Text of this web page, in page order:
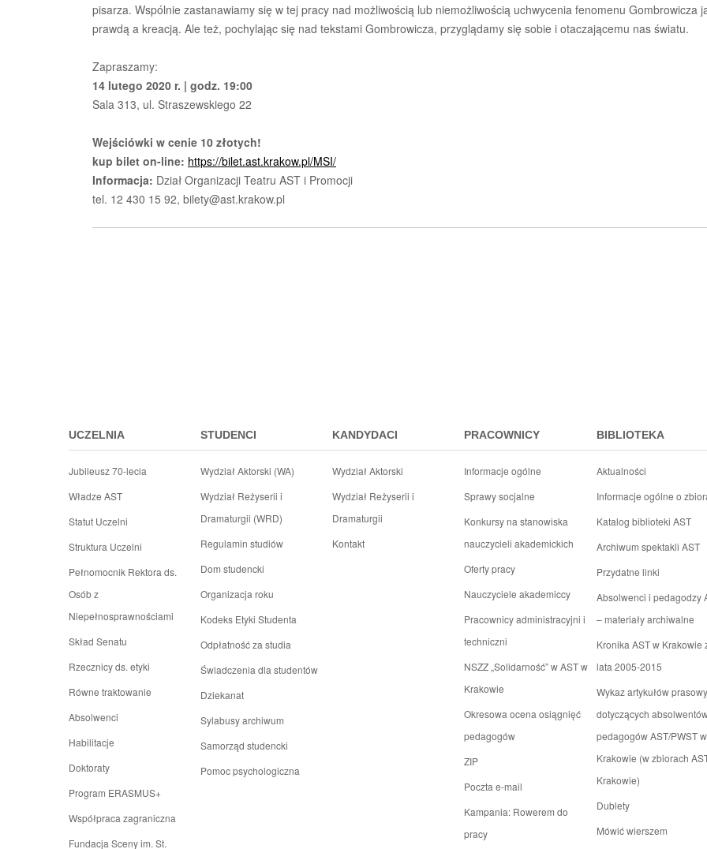
pisarza. Wspólnie zastanawiamy się w tej pracy nad możliwością lub niemożliwością uchwycenia fenomenu Gombrowicza
prawdą a kreacją. Ale też, pochylając się nad tekstami Gombrowicza, przyglądamy się sobie i otaczającemu nas światu.
Zapraszamy:
14 lutego 2020 r. | godz. 19:00
Sala 313, ul. Straszewskiego 22
Wejściówki w cenie 10 złotych!
kup bilet on-line: https://bilet.ast.krakow.pl/MSI/
Informacja: Dział Organizacji Teatru AST i Promocji
tel. 12 430 15 92, bilety@ast.krakow.pl
UCZELNIA
Jubileusz 70-lecia
Władze AST
Statut Uczelni
Struktura Uczelni
Pełnomocnik Rektora ds.
Osób z
Niepełnosprawnościami
Skład Senatu
Rzecznicy ds. etyki
Równe traktowanie
Absolwenci
Habilitacje
Doktoraty
Program ERASMUS+
Współpraca zagraniczna
Fundacja Sceny im. St.
STUDENCI
Wydział Aktorski (WA)
Wydział Reżyserii i
Dramaturgii (WRD)
Regulamin studiów
Dom studencki
Organizacja roku
Kodeks Etyki Studenta
Odpłatność za studia
Świadczenia dla studentów
Dziekanat
Sylabusy archiwum
Samorząd studencki
Pomoc psychologiczna
KANDYDACI
Wydział Aktorski
Wydział Reżyserii i
Dramaturgii
Kontakt
PRACOWNICY
Informacje ogólne
Sprawy socjalne
Konkursy na stanowiska
nauczycieli akademickich
Oferty pracy
Nauczyciele akademiccy
Pracownicy administracyjni i
techniczni
NSZZ „Solidarność” w AST w
Krakowie
Okresowa ocena osiągnięć
pedagogów
ZIP
Poczta e-mail
Kampania: Rowerem do
pracy
BIBLIOTEKA
Aktualności
Informacje ogólne o
Katalog biblioteki AST
Archiwum spektakli AST
Przydatne linki
Absolwenci i pedagodzy
– materiały archiwalne
Kronika AST w Krakowie
lata 2005-2015
Wykaz artykułów
dotyczących
pedagogów AST/PWST w
Krakowie (w zbiorach
Krakowie)
Dublety
Mówić wierszem